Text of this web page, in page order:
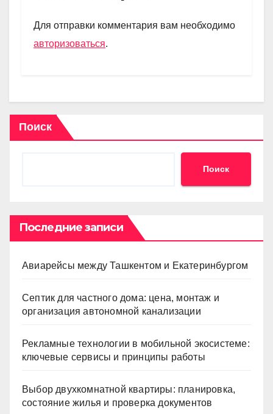
m p
p
a
и
Для отправки комментария вам необходимо
авторизоваться.
Поиск
Поиск
Последние записи
Авиарейсы между Ташкентом и Екатеринбургом
Септик для частного дома: цена, монтаж и
организация автономной канализации
Рекламные технологии в мобильной экосистеме:
ключевые сервисы и принципы работы
Выбор двухкомнатной квартиры: планировка,
состояние жилья и проверка документов